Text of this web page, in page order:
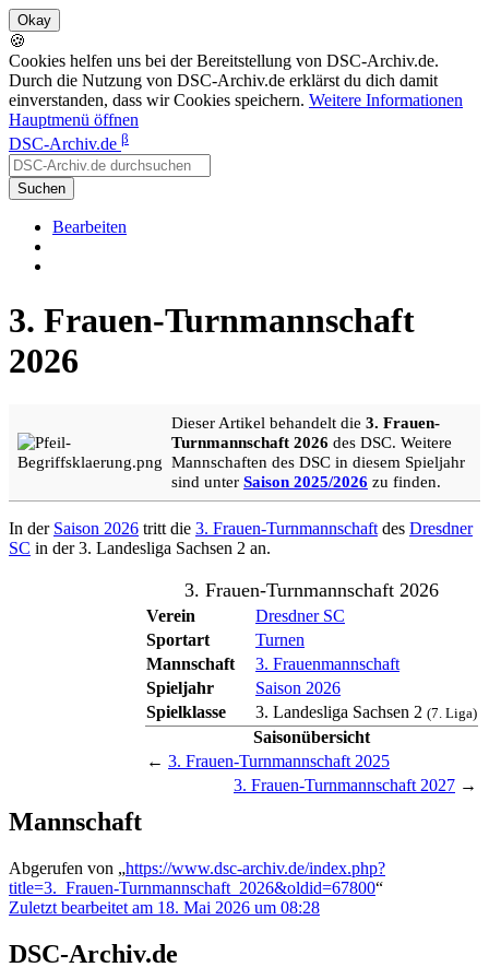
🍪
Cookies helfen uns bei der Bereitstellung von DSC-Archiv.de.
Durch die Nutzung von DSC-Archiv.de erklärst du dich damit
einverstanden, dass wir Cookies speichern. Weitere Informationen
Hauptmenü öffnen
DSC-Archiv.de β
Suchen
Bearbeiten
3. Frauen-Turnmannschaft
2026
Dieser Artikel behandelt die 3. Frauen-
Turnmannschaft 2026 des DSC. Weitere
Mannschaften des DSC in diesem Spieljahr
sind unter Saison 2025/2026 zu finden.
In der Saison 2026 tritt die 3. Frauen-Turnmannschaft des Dresdner
SC in der 3. Landesliga Sachsen 2 an.
3. Frauen-Turnmannschaft 2026
Verein
Dresdner SC
Sportart
Turnen
Mannschaft
3. Frauenmannschaft
Spieljahr
Saison 2026
Spielklasse
3. Landesliga Sachsen 2 (7. Liga)
Saisonübersicht
← 3. Frauen-Turnmannschaft 2025
3. Frauen-Turnmannschaft 2027 →
Mannschaft
Abgerufen von „https://www.dsc-archiv.de/index.php?
title=3._Frauen-Turnmannschaft_2026&oldid=67800“
Zuletzt bearbeitet am 18. Mai 2026 um 08:28
DSC-Archiv.de